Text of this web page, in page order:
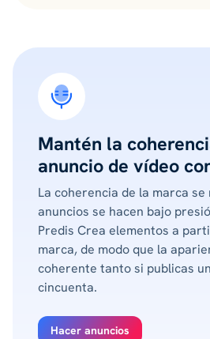
Mantén la
anuncio de vídeo
La coherencia de la marca
anuncios se hacen bajo
Predis Crea elementos a
marca, de modo que la
coherente tanto si publicas
cincuenta.
Hacer anuncios